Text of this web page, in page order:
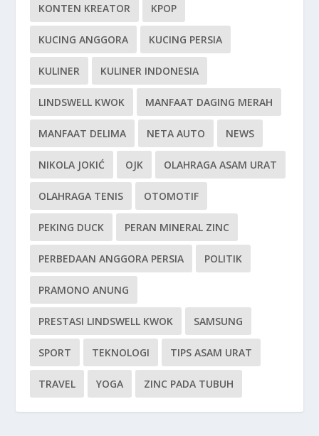
KONTEN KREATOR KPOP
KUCING ANGGORA KUCING PERSIA
KULINER KULINER INDONESIA
LINDSWELL KWOK MANFAAT DAGING MERAH
MANFAAT DELIMA NETA AUTO NEWS
NIKOLA JOKIĆ OJK OLAHRAGA ASAM URAT
OLAHRAGA TENIS OTOMOTIF
PEKING DUCK PERAN MINERAL ZINC
PERBEDAAN ANGGORA PERSIA POLITIK
PRAMONO ANUNG
PRESTASI LINDSWELL KWOK SAMSUNG
SPORT TEKNOLOGI TIPS ASAM URAT
TRAVEL YOGA ZINC PADA TUBUH